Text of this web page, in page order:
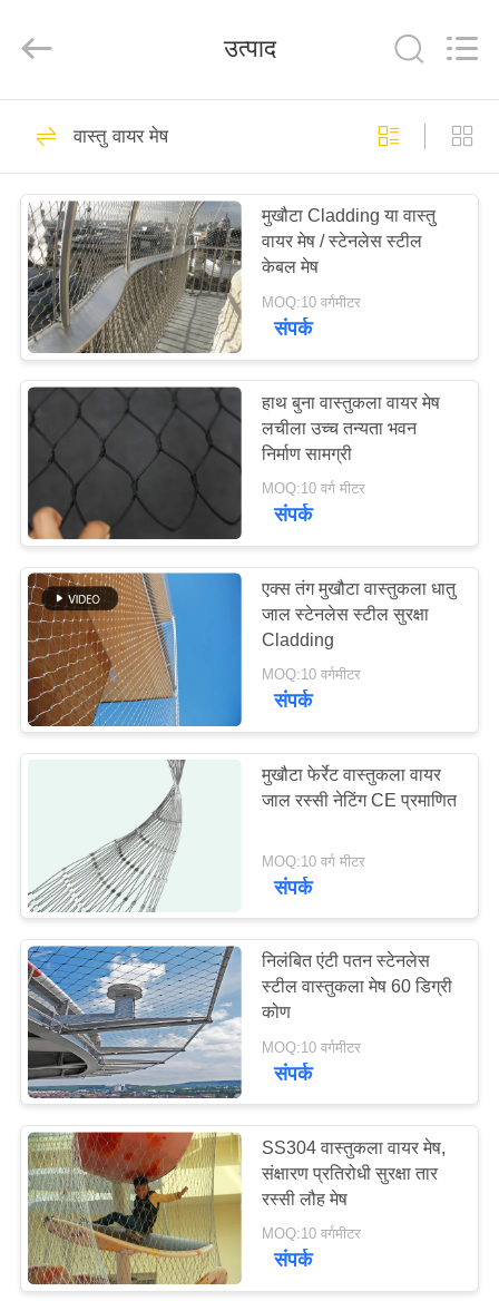
उत्पादों
हमारे
बारे
कारखाना
भ्रमण
गुणवत्ता
नियंत्रण
संपर्क
करें
समाचार
की
विनती
करे
साइटमैप
गोपनीयता
नीति
Mesh
वायर रस्सी मेष
204
चिड़ियाघर वायर मेष
146
बलस्ट्रेड केबल मेष
155
एवियरी वायर नेटिंग
एक्स केबल मेष दे
उत्पाद
वास्तु वायर मेष
मुखौटा Cladding या वास्तु
वायर मेष / स्टेनलेस स्टील
केबल मेष
MOQ:10 वर्गमीटर
संपर्क
हाथ बुना वास्तुकला वायर मेष
लचीला उच्च तन्यता भवन
निर्माण सामग्री
MOQ:10 वर्ग मीटर
संपर्क
एक्स तंग मुखौटा वास्तुकला धातु
जाल स्टेनलेस स्टील सुरक्षा
Cladding
MOQ:10 वर्गमीटर
संपर्क
मुखौटा फेर्रेट वास्तुकला वायर
जाल रस्सी नेटिंग CE प्रमाणित
MOQ:10 वर्ग मीटर
संपर्क
निलंबित एंटी पतन स्टेनलेस
स्टील वास्तुकला मेष 60 डिग्री
कोण
MOQ:10 वर्गमीटर
संपर्क
SS304 वास्तुकला वायर मेष,
संक्षारण प्रतिरोधी सुरक्षा तार
रस्सी लौह मेष
MOQ:10 वर्गमीटर
संपर्क